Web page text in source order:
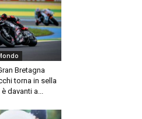
Bretagna
torna in sella
davanti a...